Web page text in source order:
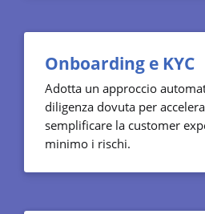
Onboarding e KYC
Adotta un approccio
diligenza dovuta per
semplificare la customer
minimo i rischi.